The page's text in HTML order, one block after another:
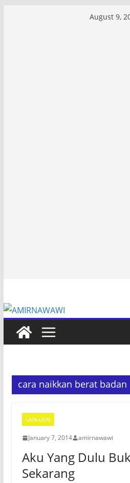
August 9,
cara naikkan berat badan
LAIN-LAIN
January 7, 2014 amirnawawi
Aku Yang Dulu
Sekarang